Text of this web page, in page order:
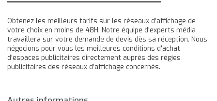
Obtenez les meilleurs tarifs sur les réseaux d’affichage de
votre choix en moins de 48H. Notre équipe d'experts média
travaillera sur votre demande de devis dès sa réception. Nous
négocions pour vous les meilleures conditions d'achat
d'espaces publicitaires directement auprès des régies
publicitaires des réseaux d’affichage concernés.